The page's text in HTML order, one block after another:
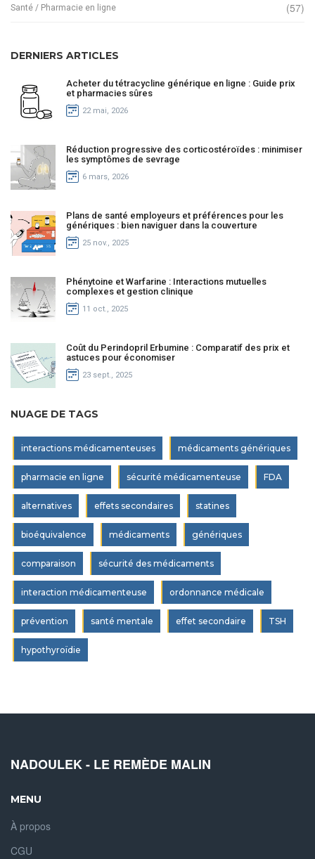
Santé / Pharmacie en ligne (57)
DERNIERS ARTICLES
Acheter du tétracycline générique en ligne : Guide prix
et pharmacies sûres
22 mai, 2026
Réduction progressive des corticostéroïdes : minimiser
les symptômes de sevrage
6 mars, 2026
Plans de santé employeurs et préférences pour les
génériques : bien naviguer dans la couverture
25 nov., 2025
Phénytoine et Warfarine : Interactions mutuelles
complexes et gestion clinique
11 oct., 2025
Coût du Perindopril Erbumine : Comparatif des prix et
astuces pour économiser
23 sept., 2025
NUAGE DE TAGS
interactions médicamenteuses médicaments génériques
pharmacie en ligne sécurité médicamenteuse FDA
alternatives effets secondaires statines
bioéquivalence médicaments génériques
comparaison sécurité des médicaments
interaction médicamenteuse ordonnance médicale
prévention santé mentale effet secondaire TSH
hypothyroïdie
NADOULEK - LE REMÈDE MALIN
MENU
À propos
CGU